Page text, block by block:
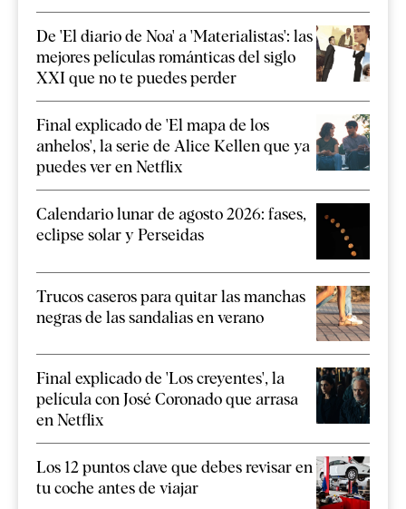
De 'El diario de Noa' a 'Materialistas': las
mejores películas románticas del siglo
XXI que no te puedes perder
Final explicado de 'El mapa de los
anhelos', la serie de Alice Kellen que ya
puedes ver en Netflix
Calendario lunar de agosto 2026: fases,
eclipse solar y Perseidas
Trucos caseros para quitar las manchas
negras de las sandalias en verano
Final explicado de 'Los creyentes', la
película con José Coronado que arrasa
en Netflix
Los 12 puntos clave que debes revisar en
tu coche antes de viajar